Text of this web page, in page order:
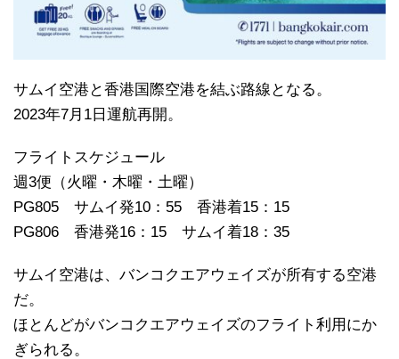
サムイ空港と香港国際空港を結ぶ路線となる。
2023年7月1日運航再開。
フライトスケジュール
週3便（火曜・木曜・土曜）
PG805 サムイ発10：55 香港着15：15
PG806 香港発16：15 サムイ着18：35
サムイ空港は、バンコクエアウェイズが所有する空港
だ。
ほとんどがバンコクエアウェイズのフライト利用にか
ぎられる。